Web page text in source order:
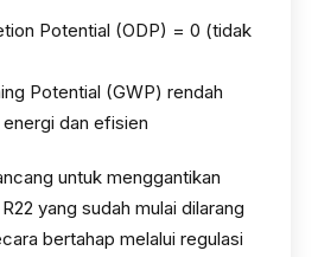
Potential (ODP) = 0 (tidak
Potential (GWP) rendah
dan efisien
untuk menggantikan
yang sudah mulai dilarang
bertahap melalui regulasi